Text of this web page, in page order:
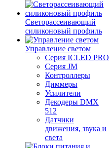
Светорассеивающий
силиконовый профиль
Управление светом
Серия ICLED PRO
Серия JM
Контроллеры
Диммеры
Усилители
Декодеры DMX
512
Датчики
движения, звука и
света